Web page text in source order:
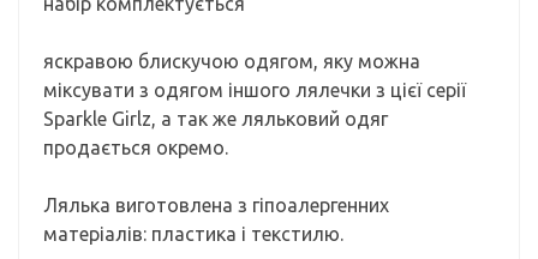
яскравою блискучою одягом, яку можна
міксувати з одягом іншого лялечки з цієї серії
Sparkle Girlz, а так же ляльковий одяг
продається окремо.
Лялька виготовлена ​​з гіпоалергенних
матеріалів: пластика і текстилю.